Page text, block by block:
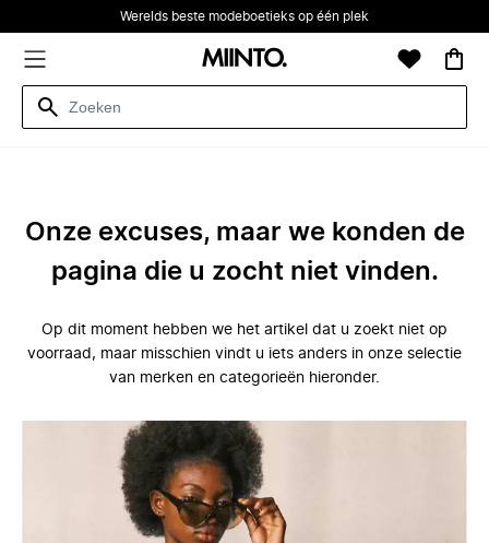
Werelds beste modeboetieks op één plek
Onze excuses, maar we konden de
pagina die u zocht niet vinden.
Op dit moment hebben we het artikel dat u zoekt niet op
voorraad, maar misschien vindt u iets anders in onze selectie
van merken en categorieën hieronder.